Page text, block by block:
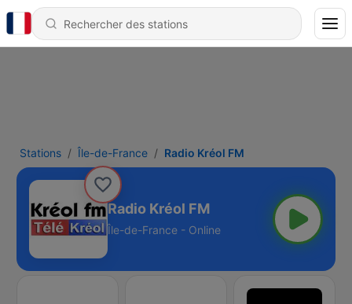
Stations Île-de-France Radio Kréol FM
Radio Kréol FM
Île-de-France - Online